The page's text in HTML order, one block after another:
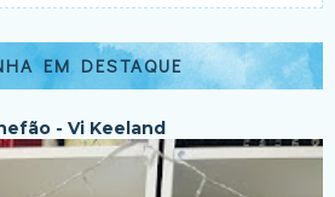
EM DESTAQUE
- Vi Keeland